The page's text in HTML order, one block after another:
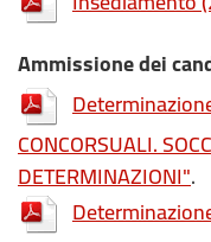
Ammissione dei
CONCORSUALI.
DETERMINAZIONI".